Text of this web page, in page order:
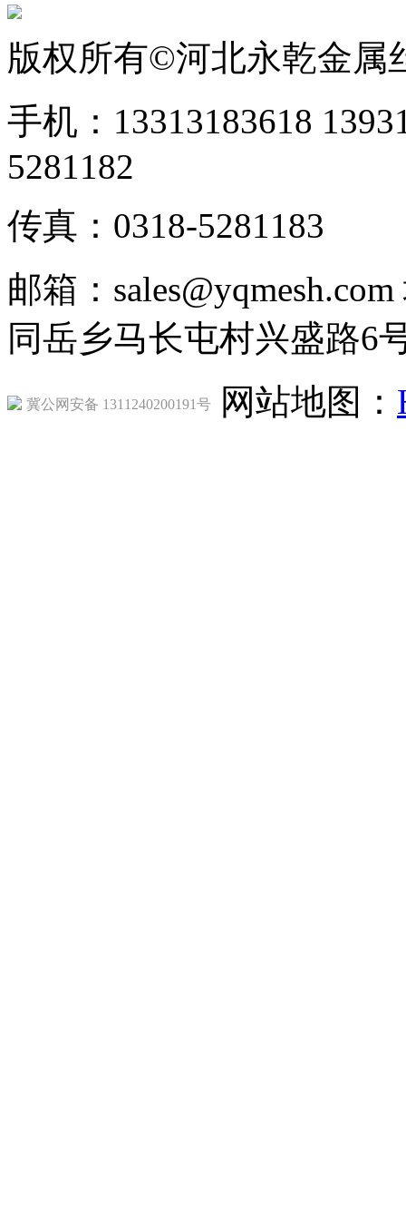
版权所有©河北永乾金属
手机：13313183618
5281182
传真：0318-5281183
邮箱：
同岳乡马长屯村兴盛路6
冀公网安备 1311240200191号 网站地图：